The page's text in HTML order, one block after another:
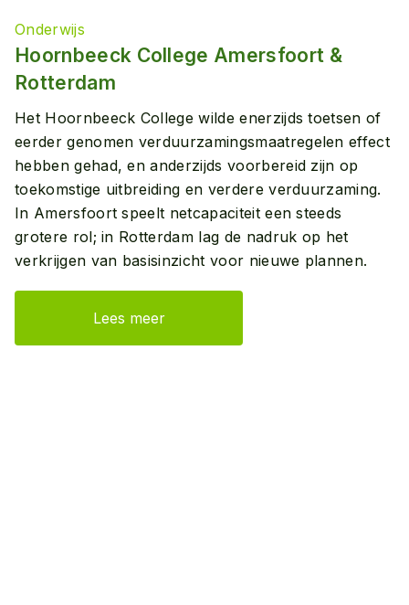
Onderwijs
Hoornbeeck College Amersfoort &
Rotterdam
Het Hoornbeeck College wilde enerzijds toetsen of
eerder genomen verduurzamingsmaatregelen effect
hebben gehad, en anderzijds voorbereid zijn op
toekomstige uitbreiding en verdere verduurzaming.
In Amersfoort speelt netcapaciteit een steeds
grotere rol; in Rotterdam lag de nadruk op het
verkrijgen van basisinzicht voor nieuwe plannen.
Lees meer